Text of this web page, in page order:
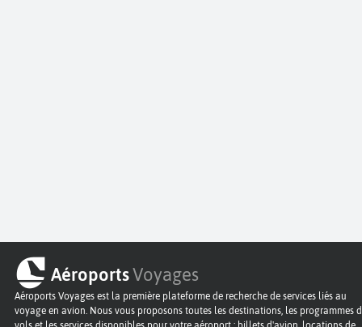
AéroportsVoyages
Aéroports Voyages est la première plateforme de recherche de services liés au
voyage en avion. Nous vous proposons toutes les destinations, les programmes